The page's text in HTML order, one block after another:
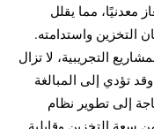
معدنيًا، مما يقلل
التخزين واستدامته.
التجريبية، لا تزال
تؤدي إلى المبالغة
إلى تطوير نظام
سعة التخزين وقابلية